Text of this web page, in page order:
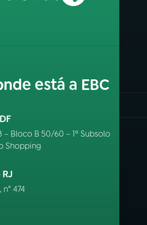
está a EBC
– Bloco B 50/60 – 1º Subsolo
Shopping
474